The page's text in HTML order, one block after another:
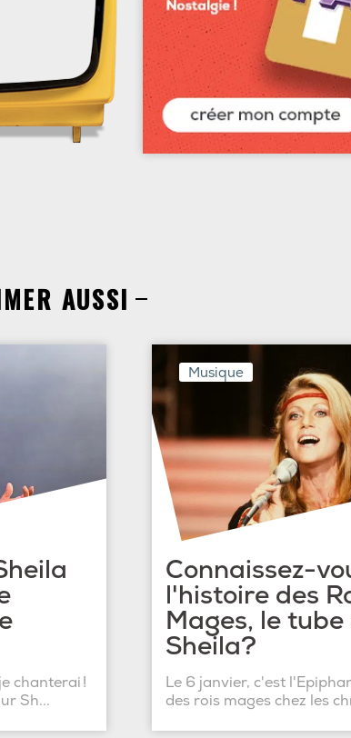
AUSSI
chanterai !
Sh...
Musique
Connaissez-
l'histoire des
Mages, le tube
Sheila?
Le 6 janvier, c'est
des rois mages chez les